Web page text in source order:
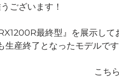
ございます！
最終型』を展示して
産終了となったモデルです
こち